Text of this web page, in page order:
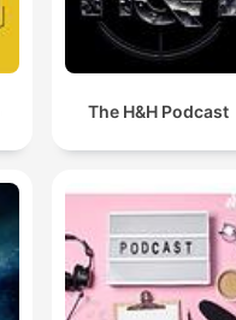
The H&H Podcast